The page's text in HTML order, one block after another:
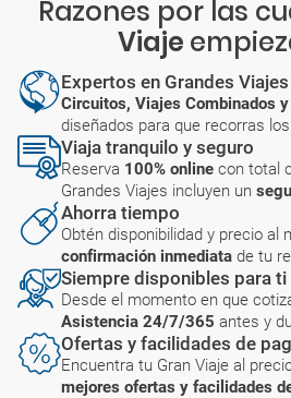
Razones por las
Viaje
Expertos en Grandes Viajes
Circuitos, Viajes Combinados
diseñados para que recorras
Viaja tranquilo y seguro
Reserva 100% online con total
Grandes Viajes incluyen un
Ahorra tiempo
Obtén disponibilidad y precio al
confirmación inmediata de tu
Siempre disponibles para ti
Desde el momento en que
Asistencia 24/7/365 antes y
Ofertas y facilidades de
Encuentra tu Gran Viaje al
mejores ofertas y facilidades